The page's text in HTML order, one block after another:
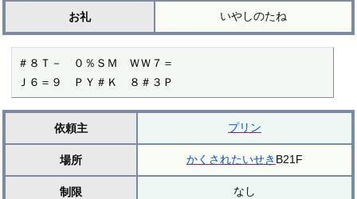
お礼 いやしのたね
＃８Ｔ－　０％ＳＭ　ＷＷ７＝
Ｊ６＝９　ＰＹ＃Ｋ　８＃３Ｐ
依頼主 プリン
場所 かくされたいせき B21F
制限 なし